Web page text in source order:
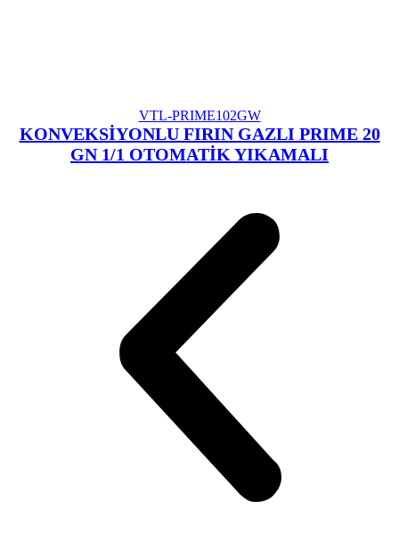
VTL-PRIME102GW
KONVEKSİYONLU FIRIN GAZLI PRIME 20
GN 1/1 OTOMATİK YIKAMALI